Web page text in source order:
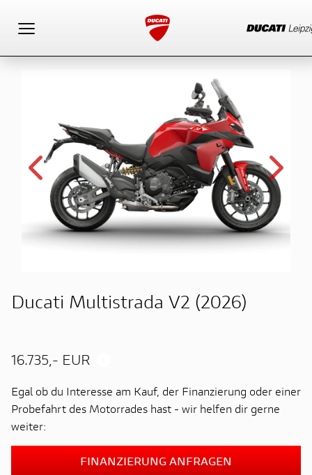
Ducati Multistrada V2 (2026)
16.735,- EUR
Egal ob du Interesse am Kauf, der Finanzierung oder einer
Probefahrt des Motorrades hast - wir helfen dir gerne
weiter:
FINANZIERUNG ANFRAGEN